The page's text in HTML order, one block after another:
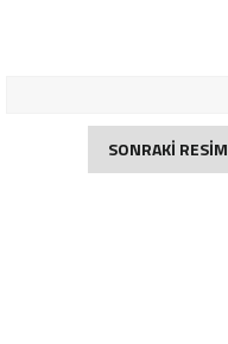
SONRAKİ RESİM